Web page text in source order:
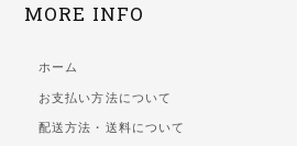
MORE INFO
ホーム
お支払い方法について
配送方法・送料について